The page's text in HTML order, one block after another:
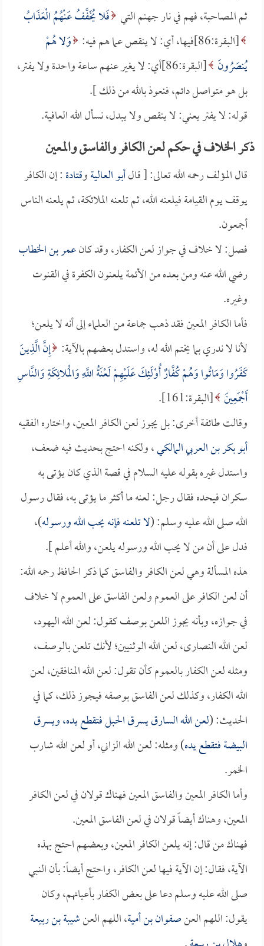
ثم المصاحبة، فهم في نار جهنم التي فَلا يُخَفَّفُ عَنْهُمُ الْعَذَابُ
[البقرة:86]فيها، أي: لا ينقص عما هم فيه:
وَلا هُمْ
يُنصَرُونَ
[البقرة:86]أي: لا يغير عنهم ساعة واحدة ولا يفتر،
بل هو متواصل دائم، فنعوذ بالله من ذلك ].
قوله: لا يفتر يعني: لا ينقص ولا يبدل، نسأل الله العافية.
ذكر الخلاف في حكم لعن الكافر والفاسق والمعين
قال المؤلف رحمه الله تعالى: [ قالأبو العاليةوقتادة: إن الكافر
يوقف يوم القيامة فيلعنه الله، ثم تلعنه الملائكة، ثم يلعنه الناس
أجمعون.
فصل: لا خلاف في جواز لعن الكفار، وقد كانعمر بن الخطاب
رضي الله عنه ومن بعده من الأئمة يلعنون الكفرة في القنوت
وغيره.
فأما الكافر المعين فقد ذهب جماعة من العلماء إلى أنه لا يلعن؛
لأنا لا ندري بما يختم الله له، واستدل بعضهم بالآية: إِنَّ الَّذِينَ
كَفَرُوا وَمَاتُوا وَهُمْ كُفَّارٌ أُوْلَئِكَ عَلَيْهِمْ لَعْنَةُ اللَّهِ وَالْمَلائِكَةِ وَالنَّاسِ
أَجْمَعِينَ [البقرة:161].
وقالت طائفة أخرى: بل يجوز لعن الكافر المعين، واختاره الفقيه
أبو بكر بن العربي المالكي، ولكنه احتج بحديث فيه ضعف،
واستدل غيره بقوله عليه السلام في قصة الذي كان يؤتى به
سكران فيحده فقال رجل: لعنه ما أكثر ما يؤتى به، فقال رسول
الله صلى الله عليه وسلم: (لا تلعنه فإنه يحب الله ورسوله)،
فدل على أن من لا يحب الله ورسوله يلعن، والله أعلم ].
هذه المسألة وهي لعن الكافر والفاسق كما ذكر الحافظ رحمه الله:
أن لعن الكافر على العموم ولعن الفاسق على العموم لا خلاف
في جوازه، وبأنه يجوز اللعن بوصف كقول: لعن الله اليهود،
لعن الله النصارى، لعن الله الوثنيين؛ لأنك تلعن بالوصف،
ومثله لعن الكفار بالعموم كأن تقول: لعن الله المنافقين، لعن
الله الكفار، وكذلك لعن الفاسق بوصفه فيجوز ذلك، كما في
الحديث: (لعن الله السارق يسرق الحبل فتقطع يده، ويسرق
البيضة فتقطع يده) ومثله: لعن الله الزاني، أو لعن الله شارب
الخمر.
وأما الكافر المعين والفاسق المعين فهناك قولان في لعن الكافر
المعين، وهناك أيضاً قولان في لعن الفاسق المعين.
فهناك من قال: إنه يلعن الكافر المعين، وبعضهم احتج بهذه
الآية، فقال: إن الآية فيها لعن الكافر، واحتج أيضاً: بأن النبي
صلى الله عليه وسلم دعا على بعض الكفار بأعيانهم، وكان
يقول: اللهم العنصفوان بن أمية، اللهم العنشيبة بن ربيعة